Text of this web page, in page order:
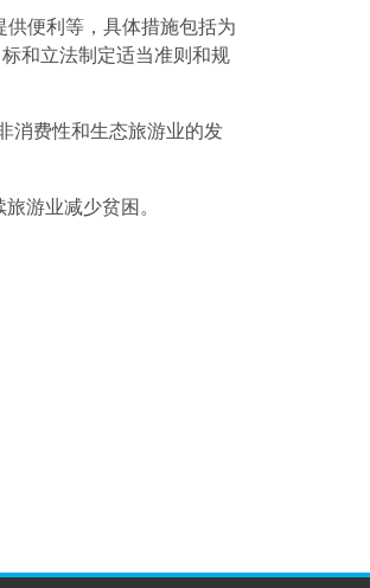
便利等，具体措施包括为
和立法制定适当准则和规
消费性和生态旅游业的发
游业减少贫困。